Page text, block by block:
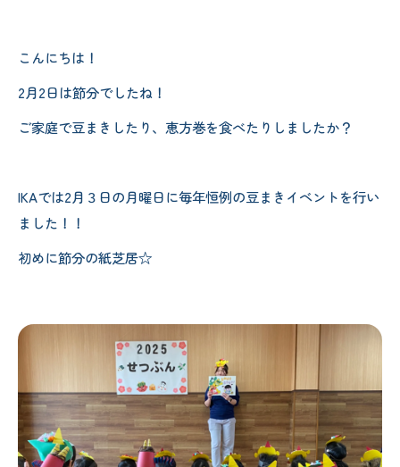
こんにちは！
2月2日は節分でしたね！
ご家庭で豆まきしたり、恵方巻を食べたりしましたか？
IKAでは2月３日の月曜日に毎年恒例の豆まきイベントを行い
ました！！
初めに節分の紙芝居☆